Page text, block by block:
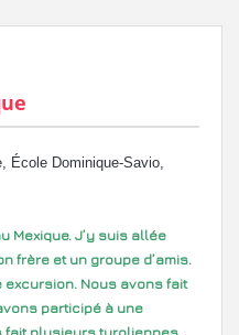
École Dominique-Savio,
Mexique. J’y suis allée
frère et un groupe d’amis.
excursion. Nous avons fait
participé à une